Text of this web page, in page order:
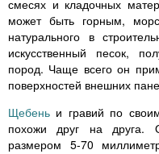
смесях и кладочных
может быть горным,
натурального в
искусственный песок,
пород. Чаще всего он
поверхностей внешних
Щебень и гравий по
похожи друг на друга.
размером 5-70